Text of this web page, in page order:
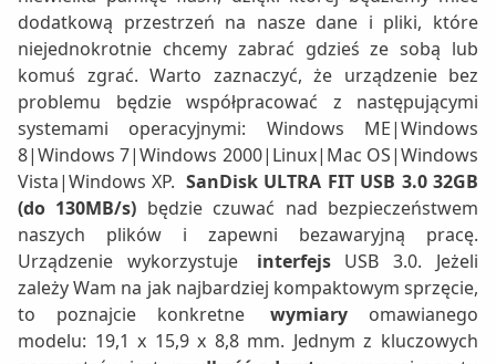
dodatkową przestrzeń na nasze dane i pliki, które
niejednokrotnie chcemy zabrać gdzieś ze sobą lub
komuś zgrać. Warto zaznaczyć, że urządzenie bez
problemu będzie współpracować z następującymi
systemami operacyjnymi: Windows ME|Windows
8|Windows 7|Windows 2000|Linux|Mac OS|Windows
Vista|Windows XP. SanDisk ULTRA FIT USB 3.0 32GB
(do 130MB/s) będzie czuwać nad bezpieczeństwem
naszych plików i zapewni bezawaryjną pracę.
Urządzenie wykorzystuje
interfejsUSB 3.0. Jeżeli
zależy Wam na jak najbardziej kompaktowym sprzęcie,
to poznajcie konkretne
wymiary omawianego
modelu: 19,1 x 15,9 x 8,8 mm. Jednym z kluczowych